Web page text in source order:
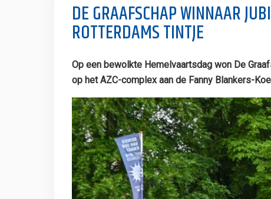
DE GRAAFSCHAP WINNAAR
ROTTERDAMS TINTJE
Op een bewolkte Hemelvaartsdag won De
op het AZC-complex aan de Fanny Blankers-